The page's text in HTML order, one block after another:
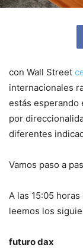
con Wall Street
internacionales
estás esperando
por
diferentes
Vamos paso a
A las 15:05
leemos los
futuro dax